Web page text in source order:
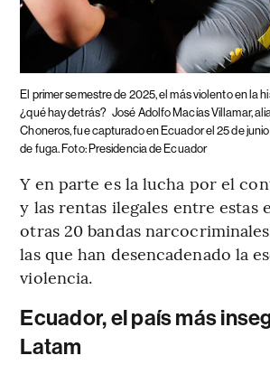
El primer semestre de 2025, el más violento en la
¿qué hay detrás? José Adolfo Macías Villamar,
Choneros, fue capturado en Ecuador el 25 de
de fuga. Foto: Presidencia de Ecuador
Y en parte es la lucha por el
y las rentas ilegales entre estas
otras 20 bandas
las que han desencadenado la
violencia.
Ecuador, el país más
Latam